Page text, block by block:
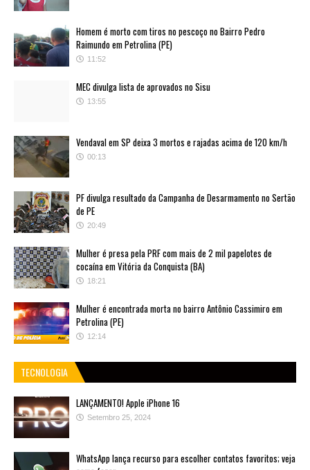
Homem é morto com tiros no pescoço no Bairro Pedro
Raimundo em Petrolina (PE)
11:52
MEC divulga lista de aprovados no Sisu
13:55
Vendaval em SP deixa 3 mortos e rajadas acima de 120 km/h
00:13
PF divulga resultado da Campanha de Desarmamento no Sertão
de PE
20:49
Mulher é presa pela PRF com mais de 2 mil papelotes de
cocaína em Vitória da Conquista (BA)
18:21
Mulher é encontrada morta no bairro Antônio Cassimiro em
Petrolina (PE)
12:14
TECNOLOGIA
LANÇAMENTO! Apple iPhone 16
Setembro 25, 2024
WhatsApp lança recurso para escolher contatos favoritos; veja